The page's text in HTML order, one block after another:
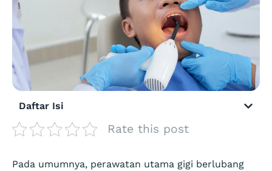
Daftar Isi
Rate this post
Pada umumnya, perawatan utama gigi berlubang